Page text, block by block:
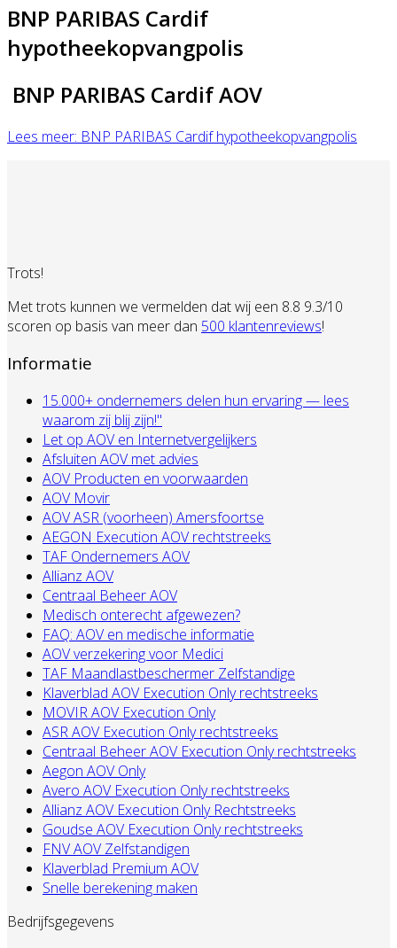
BNP PARIBAS Cardif
hypotheekopvangpolis
BNP PARIBAS Cardif AOV
Lees meer: BNP PARIBAS Cardif hypotheekopvangpolis
Trots!
Met trots kunnen we vermelden dat wij een 8.8 9.3/10
scoren op basis van meer dan 500 klantenreviews!
Informatie
15.000+ ondernemers delen hun ervaring — lees
waarom zij blij zijn!"
Let op AOV en Internetvergelijkers
Afsluiten AOV met advies
AOV Producten en voorwaarden
AOV Movir
AOV ASR (voorheen) Amersfoortse
AEGON Execution AOV rechtstreeks
TAF Ondernemers AOV
Allianz AOV
Centraal Beheer AOV
Medisch onterecht afgewezen?
FAQ: AOV en medische informatie
AOV verzekering voor Medici
TAF Maandlastbeschermer Zelfstandige
Klaverblad AOV Execution Only rechtstreeks
MOVIR AOV Execution Only
ASR AOV Execution Only rechtstreeks
Centraal Beheer AOV Execution Only rechtstreeks
Aegon AOV Only
Avero AOV Execution Only rechtstreeks
Allianz AOV Execution Only Rechtstreeks
Goudse AOV Execution Only rechtstreeks
FNV AOV Zelfstandigen
Klaverblad Premium AOV
Snelle berekening maken
Bedrijfsgegevens